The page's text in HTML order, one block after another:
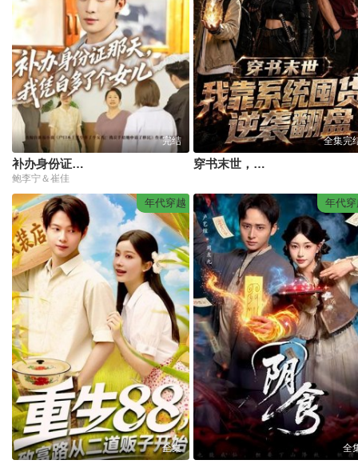
完结
补办身份证那天，我凭白多了个女儿
鲍李宁＆崔佳
全集完
穿书末世，我靠系统囤货逆袭翻盘
年代穿越
全集
年代
全